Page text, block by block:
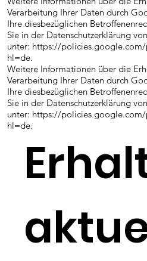
Verarbeitung Ihrer Daten durch
Ihre diesbezüglichen
Sie in der Datenschutzerklärung
unter: https://policies.google.com/
hl=de.
Weitere Informationen über die
Verarbeitung Ihrer Daten durch
Ihre diesbezüglichen
Sie in der Datenschutzerklärung
unter: https://policies.google.com/
hl=de.